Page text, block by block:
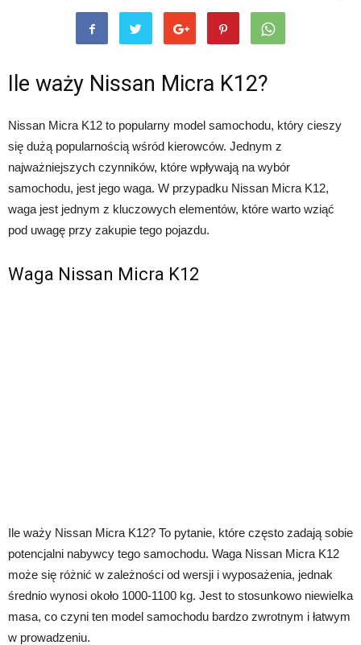
Ile waży Nissan Micra K12?
Nissan Micra K12 to popularny model samochodu, który cieszy
się dużą popularnością wśród kierowców. Jednym z
najważniejszych czynników, które wpływają na wybór
samochodu, jest jego waga. W przypadku Nissan Micra K12,
waga jest jednym z kluczowych elementów, które warto wziąć
pod uwagę przy zakupie tego pojazdu.
Waga Nissan Micra K12
Ile waży Nissan Micra K12? To pytanie, które często zadają sobie
potencjalni nabywcy tego samochodu. Waga Nissan Micra K12
może się różnić w zależności od wersji i wyposażenia, jednak
średnio wynosi około 1000-1100 kg. Jest to stosunkowo niewielka
masa, co czyni ten model samochodu bardzo zwrotnym i łatwym
w prowadzeniu.